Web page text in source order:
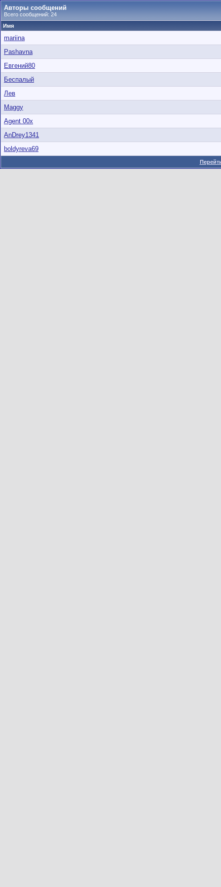
Авторы сообщений
Всего сообщений: 24
Имя
mariina
Pashavna
Евгений80
Беспалый
Лев
Maggy
Agent 00x
AnDrey1341
boldyreva69